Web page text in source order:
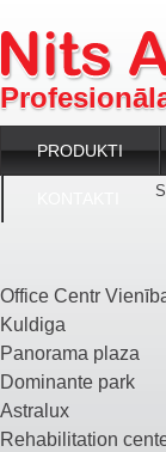
PRODUKTI
Office Centr
Kuldiga
Panorama plaza
Dominante park
Astralux
Rehabilitation